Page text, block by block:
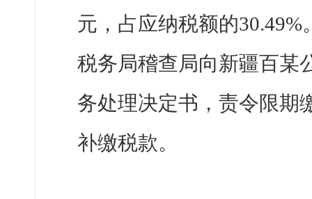
元，占应纳税额的
税务局稽查局向新疆百某
务处理决定书，责令限期
补缴税款。